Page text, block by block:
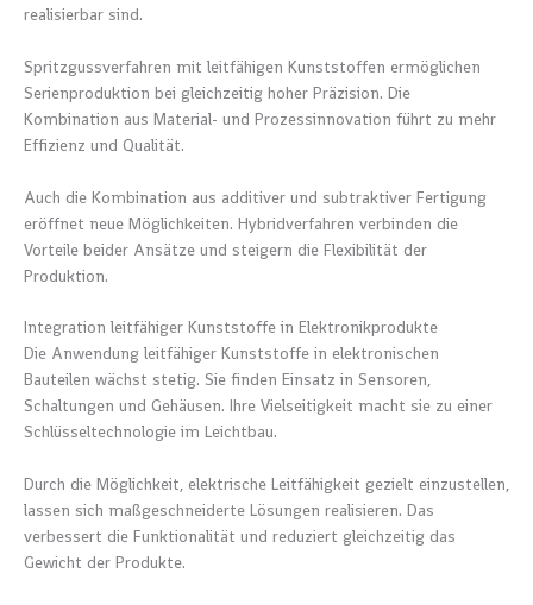
realisierbar sind.
Spritzgussverfahren mit leitfähigen Kunststoffen ermöglichen
Serienproduktion bei gleichzeitig hoher Präzision. Die
Kombination aus Material- und Prozessinnovation führt zu mehr
Effizienz und Qualität.
Auch die Kombination aus additiver und subtraktiver Fertigung
eröffnet neue Möglichkeiten. Hybridverfahren verbinden die
Vorteile beider Ansätze und steigern die Flexibilität der
Produktion.
Integration leitfähiger Kunststoffe in Elektronikprodukte
Die Anwendung leitfähiger Kunststoffe in elektronischen
Bauteilen wächst stetig. Sie finden Einsatz in Sensoren,
Schaltungen und Gehäusen. Ihre Vielseitigkeit macht sie zu einer
Schlüsseltechnologie im Leichtbau.
Durch die Möglichkeit, elektrische Leitfähigkeit gezielt einzustellen,
lassen sich maßgeschneiderte Lösungen realisieren. Das
verbessert die Funktionalität und reduziert gleichzeitig das
Gewicht der Produkte.